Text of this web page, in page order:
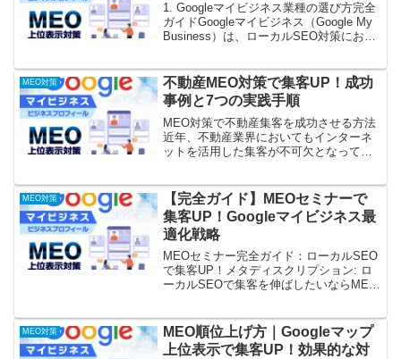
1. Googleマイビジネス業種の選び方完全
ガイドGoogleマイビジネス（Google My
Business）は、ローカルSEO対策におい
「業種」の選択です。適切...
MEO対策
不動産MEO対策で集客UP！成功
事例と7つの実践手順
MEO対策で不動産集客を成功させる方法
近年、不動産業界においてもインターネ
ットを活用した集客が不可欠となってい
Googleマップなどの検索結果で上位表示
されるための...
MEO対策
【完全ガイド】MEOセミナーで
集客UP！Googleマイビジネス最
適化戦略
MEOセミナー完全ガイド：ローカルSEO
で集客UP！メタディスクリプション: ロ
ーカルSEOで集客を伸ばしたいならMEO
ナーの選び方まで徹底解説。このガイド
で、あな...
MEO対策
MEO順位上げ方｜Googleマップ
上位表示で集客UP！効果的な対